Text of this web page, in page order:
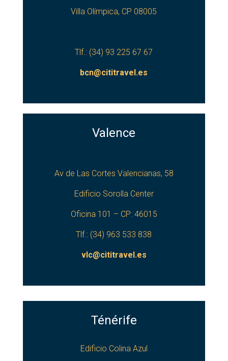
Villa Olímpica, CP 08005
Tlf.: (34) 93 225 67 67
bcn@cititravel.es
Valence
Av de Las Cortes Valencianas, 58
Edificio Sorolla Center
Oficina 101 – CP: 46015
Tlf.: (34) 963 533 838
vlc@cititravel.es
Ténérife
Edificio Colina Azul